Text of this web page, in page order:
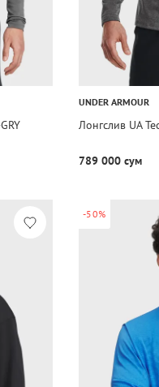
UNDER ARMOUR
Лонгслив UA
789 000 сум
-50%